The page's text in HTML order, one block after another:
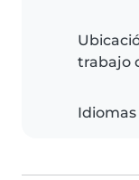
trabajo